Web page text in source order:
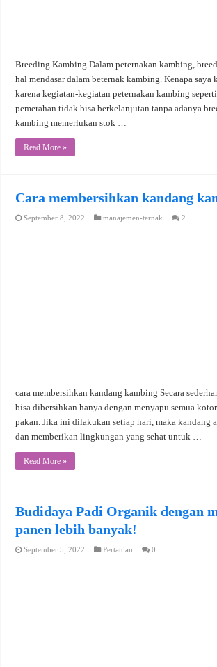
Breeding Kambing Dalam peternakan kambing,
hal mendasar dalam beternak kambing. Kenapa saya
karena kegiatan-kegiatan peternakan kambing
pemerahan tidak bisa berkelanjutan tanpa adanya
kambing memerlukan stok …
Read More »
Cara membersihkan kandang
September 8, 2022 manajemen-ternak 2
cara membersihkan kandang kambing Secara
bisa dibersihkan hanya dengan menyapu semua
pakan. Jika ini dilakukan setiap hari, maka kandang
dan memberikan lingkungan yang sehat untuk …
Read More »
Budidaya Padi Organik dengan
panen lebih banyak!
September 5, 2022 Pertanian 0